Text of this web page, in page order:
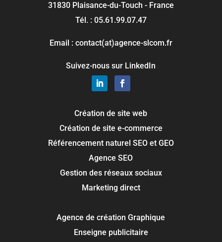
31830 Plaisance-du-Touch - France
Tél. : 05.61.99.07.47
Email : contact(at)agence-slcom.fr
Suivez-nous sur LinkedIn
Création de site web
Création de site e-commerce
Référencement naturel SEO et GEO
Agence SEO
Gestion des réseaux sociaux
Marketing direct
Agence de création Graphique
Enseigne publicitaire